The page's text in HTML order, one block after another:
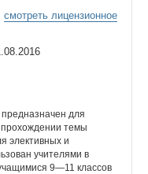
смотреть лицензионное
для
прохождении темы
элективных и
учителями в
9—11 классов